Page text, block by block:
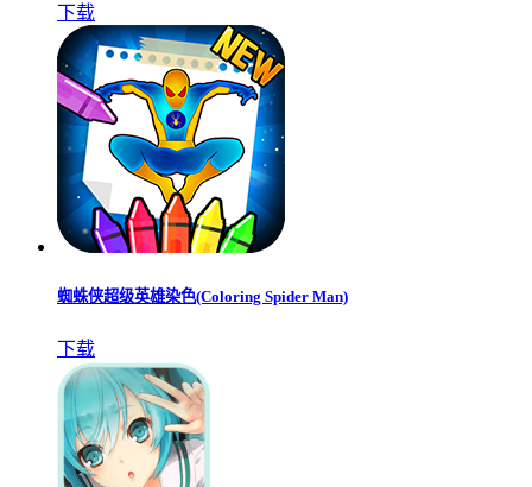
下载
蜘蛛侠超级英雄染色(Coloring Spider Man)
下载